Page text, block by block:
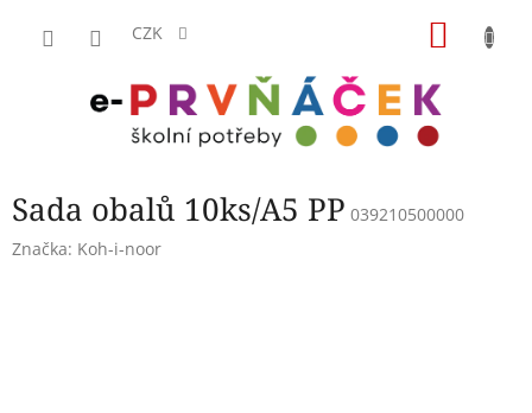
CZK
Sada obalů 10ks/A5 PP 039210500000
Značka: Koh-i-noor